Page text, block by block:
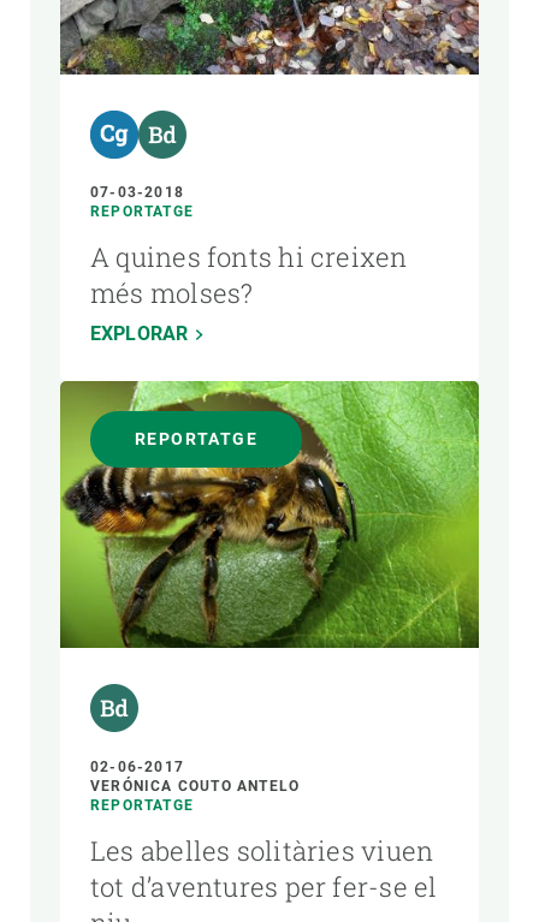
07-03-2018
REPORTATGE
A quines fonts hi creixen
més molses?
EXPLORAR
REPORTATGE
02-06-2017
VERÓNICA COUTO ANTELO
REPORTATGE
Les abelles solitàries viuen
tot d’aventures per fer-se el